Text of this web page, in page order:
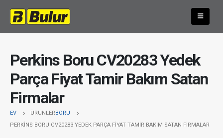
Perkins Boru CV20283 Yedek
Parça Fiyat Tamir Bakım Satan
Firmalar
EV ÜRÜNLERBORU
PERKINS BORU CV20283 YEDEK PARÇA FIYAT TAMIR BAKIM SATAN FIRMALAR